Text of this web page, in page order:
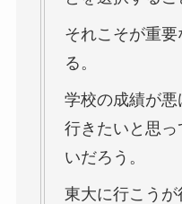
それこそが重
る。
学校の成績が
行きたいと思
いだろう。
東大に行こう